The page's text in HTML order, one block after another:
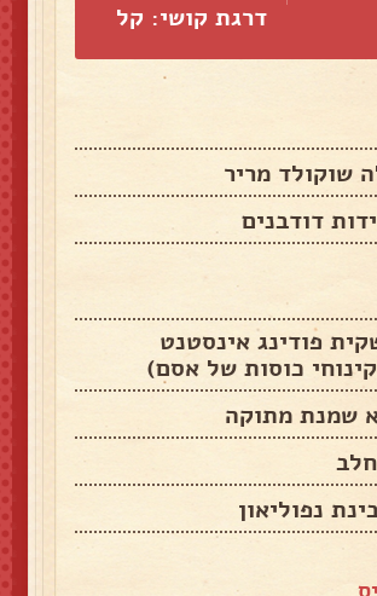
דרגת קושי: קל
פודינג אינסטנט
כוסות של אסם)